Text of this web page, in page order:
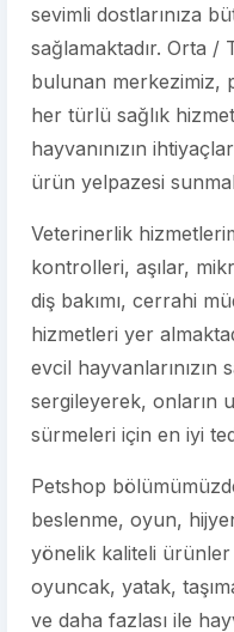
sevimli dostlarınıza
sağlamaktadır. Orta /
bulunan merkezimiz,
her türlü sağlık
hayvanınızın
ürün yelpazesi
Veterinerlik
kontrolleri, aşılar,
diş bakımı, cerrahi
hizmetleri yer
evcil hayvanlarınızın
sergileyerek, onların
sürmeleri için en iyi
Petshop
beslenme, oyun,
yönelik kaliteli ürünler
oyuncak, yatak,
ve daha fazlası ile